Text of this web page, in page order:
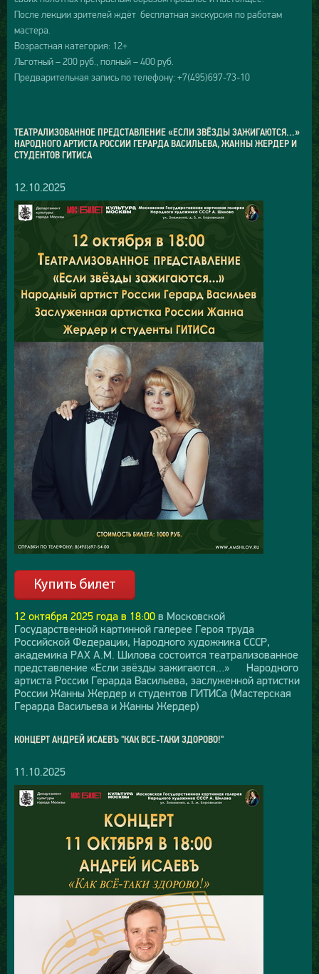
После лекции зрителей ждёт бесплатная экскурсия по работам
мастера.
Возрастная категория: 12+
Льготный – 200 руб., полный – 400 руб.
Предварительная запись по телефону: +7(495)697-73-10
ТЕАТРАЛИЗОВАННОЕ ПРЕДСТАВЛЕНИЕ «ЕСЛИ ЗВЁЗДЫ ЗАЖИГАЮТСЯ…»
НАРОДНОГО АРТИСТА РОССИИ ГЕРАРДА ВАСИЛЬЕВА, ЖАННЫ ЖЕРДЕР И
СТУДЕНТОВ ГИТИСА
12.10.2025
12 октября 2025 года в 18:00 в Московской
Государственной картинной галерее Героя труда
Российской Федерации, Народного художника СССР,
академика РАХ А.М. Шилова состоится театрализованное
представление «Если звёзды зажигаются…» Народного
артиста России Герарда Васильева, заслуженной артистки
России Жанны Жердер и студентов ГИТИСа (Мастерская
Герарда Васильева и Жанны Жердер)
КОНЦЕРТ АНДРЕЙ ИСАЕВЪ "КАК ВСЕ-ТАКИ ЗДОРОВО!"
11.10.2025